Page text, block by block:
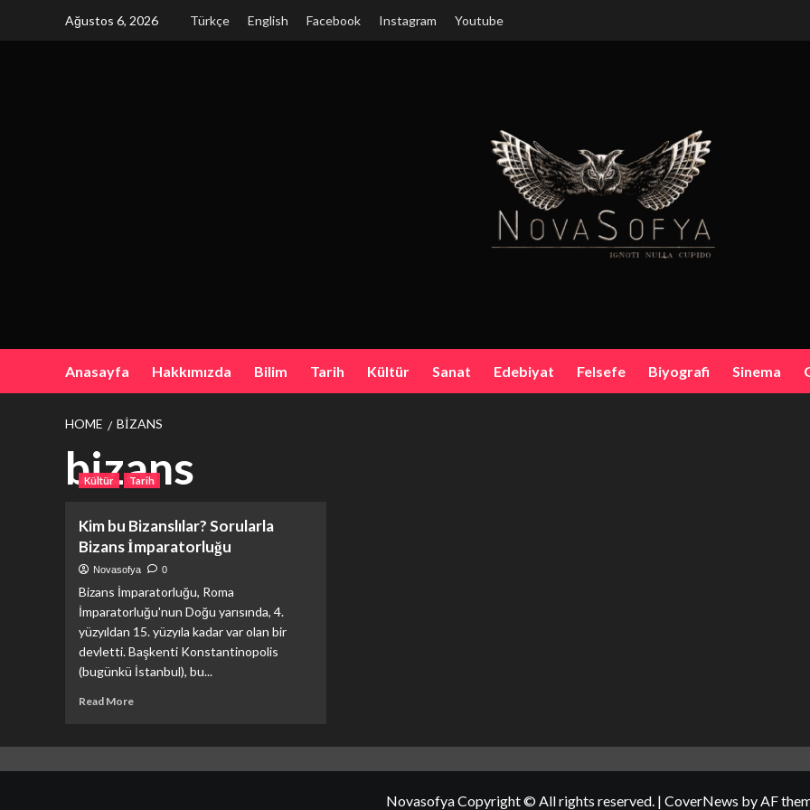
Ağustos 6, 2026 Türkçe English Facebook Instagram Youtube
Anasayfa Hakkımızda Bilim Tarih Kültür Sanat Edebiyat Felsefe Biyografi Sinema
HOME BIZANS
bizans
Kültür Tarih
Kim bu Bizanslılar? Sorularla
Bizans İmparatorluğu
Novasofya 0
Bizans İmparatorluğu, Roma
İmparatorluğu'nun Doğu yarısında, 4.
yüzyıldan 15. yüzyıla kadar var olan bir
devletti. Başkenti Konstantinopolis
(bugünkü İstanbul), bu...
Read MoreRead
Kim
Novasofya Copyright © All rights reserved. | CoverNews by AF